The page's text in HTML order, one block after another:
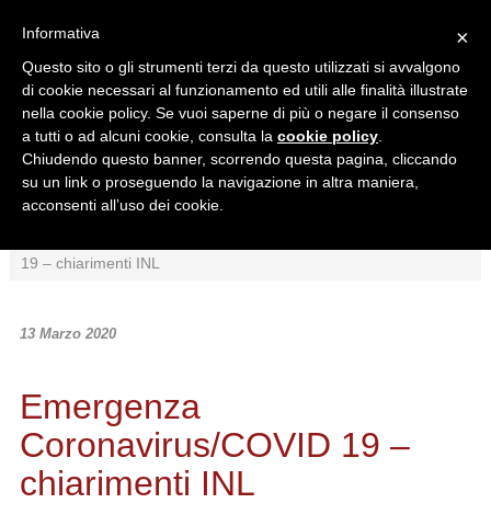
Ricerca in:
Sezione corrente
Tutto il sito
19 – chiarimenti INL
13 Marzo 2020
Emergenza
Coronavirus/COVID 19 –
chiarimenti INL
×
Informativa
Questo sito o gli strumenti terzi da questo utilizzati si avvalgono
di cookie necessari al funzionamento ed utili alle finalità illustrate
nella cookie policy. Se vuoi saperne di più o negare il consenso
a tutti o ad alcuni cookie, consulta la cookie policy
Chiudendo questo banner, scorrendo questa pagina, cliccando
su un link o proseguendo la navigazione in altra maniera,
acconsenti all’uso dei cookie.